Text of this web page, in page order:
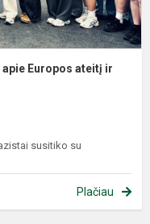
Europos ateitį ir
susitiko su
Plačiau